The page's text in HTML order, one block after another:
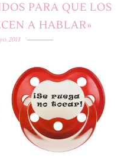
PARA QUE LOS
A HABLAR»
2013